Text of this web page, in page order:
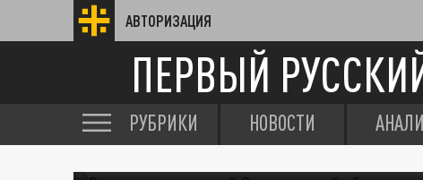
АВТОРИЗАЦИЯ
ПЕРВЫЙ
РУБРИКИ НОВОСТИ